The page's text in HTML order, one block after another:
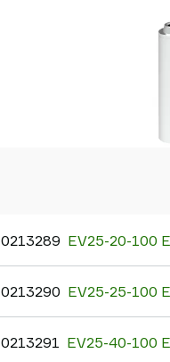
0213289 EV25-20-100
0213290 EV25-25-100
0213291 EV25-40-100